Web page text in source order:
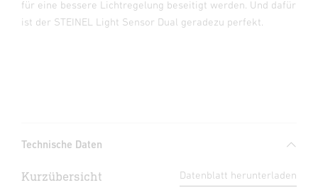
für eine bessere Lichtregelung beseitigt werden. Und dafür
ist der STEINEL Light Sensor Dual geradezu perfekt.
Technische Daten
Kurzübersicht Datenblatt herunterladen